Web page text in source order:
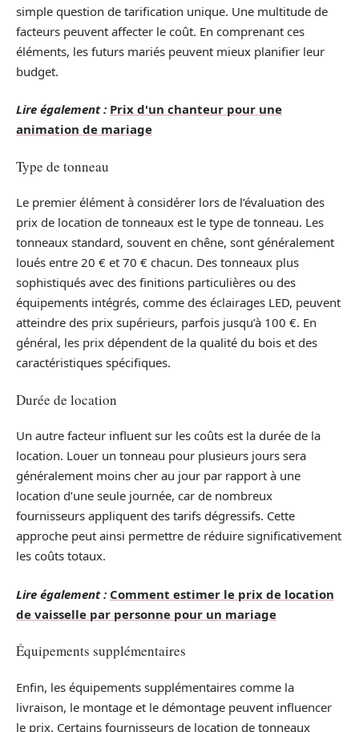
simple question de tarification unique. Une multitude de
facteurs peuvent affecter le coût. En comprenant ces
éléments, les futurs mariés peuvent mieux planifier leur
budget.
Lire également : Prix d'un chanteur pour une
animation de mariage
Type de tonneau
Le premier élément à considérer lors de l’évaluation des
prix de location de tonneaux est le type de tonneau. Les
tonneaux standard, souvent en chêne, sont généralement
loués entre 20 € et 70 € chacun. Des tonneaux plus
sophistiqués avec des finitions particulières ou des
équipements intégrés, comme des éclairages LED, peuvent
atteindre des prix supérieurs, parfois jusqu’à 100 €. En
général, les prix dépendent de la qualité du bois et des
caractéristiques spécifiques.
Durée de location
Un autre facteur influent sur les coûts est la durée de la
location. Louer un tonneau pour plusieurs jours sera
généralement moins cher au jour par rapport à une
location d’une seule journée, car de nombreux
fournisseurs appliquent des tarifs dégressifs. Cette
approche peut ainsi permettre de réduire significativement
les coûts totaux.
Lire également : Comment estimer le prix de location
de vaisselle par personne pour un mariage
Équipements supplémentaires
Enfin, les équipements supplémentaires comme la
livraison, le montage et le démontage peuvent influencer
le prix. Certains fournisseurs de location de tonneaux